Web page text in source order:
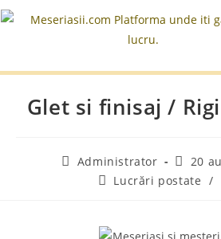
Glet si finisaj /
Administrator
20
Lucrări postate /